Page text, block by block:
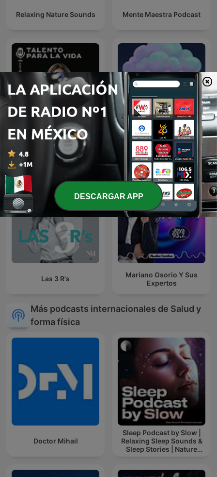
Relaxing Nature Sounds Mente Maestra Podcast
Talento Para la Vida con
Lu Botello
Sonido de Lluvia, Lluvia
Relajante, Lluvia Suave,
Lluvia Nocturna,
Descanso Con Lluvia
Las 3 R's
Mariano Osorio Y Sus
Expertos
Más podcasts internacionales de Salud y
forma física
Doctor Mihail
Sleep Podcast by Slow |
Relaxing Sleep Sounds &
Sleep Stories | Nature
DESCARGAR APP